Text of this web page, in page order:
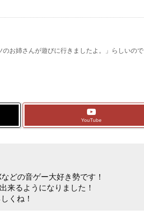
のお姉さんが遊びに行きましたよ。」らしいの
YouTube
どの音ゲー大好き勢です！
来るようになりました！
くね！